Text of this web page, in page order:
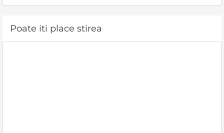
Poate iti place stirea